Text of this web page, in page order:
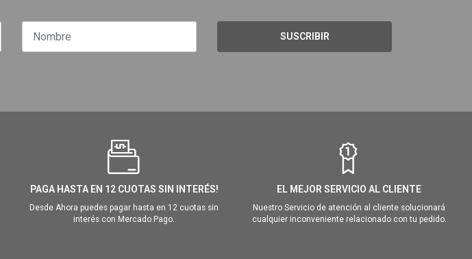
SUSCRIBIR
PAGA HASTA EN 12 CUOTAS SIN INTERÉS!
Desde Ahora puedes pagar hasta en 12 cuotas sin
interés con Mercado Pago.
EL MEJOR SERVICIO AL CLIENTE
Nuestro Servicio de atención al cliente solucionará
cualquier inconveniente relacionado con tu pedido.